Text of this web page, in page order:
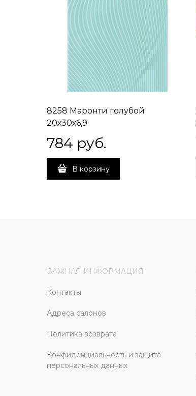
8258 Маронти голубой
20х30х6,9
784 руб.
В корзину
ВАЖНАЯ ИНФОРМАЦИЯ
Контакты
Адреса салонов
Политика возврата
Конфиденциальность и защита
персональных данных